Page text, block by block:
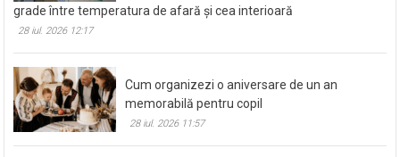
grade între temperatura de afară și cea interioară
28 iul. 2026 12:17
Cum organizezi o aniversare de un an
memorabilă pentru copil
28 iul. 2026 11:57